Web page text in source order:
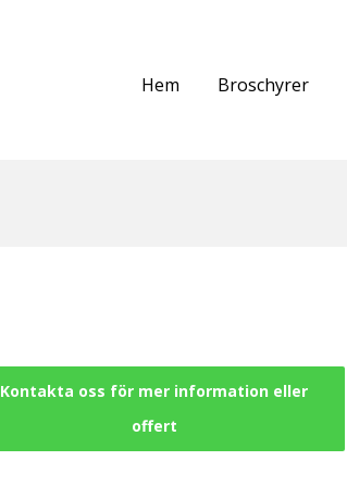
Hem Broschyrer
Kontakta oss för mer information eller
offert